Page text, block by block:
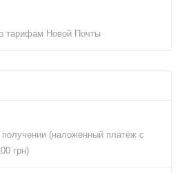
тарифам Новой Почты
(наложенный платёж с
грн)